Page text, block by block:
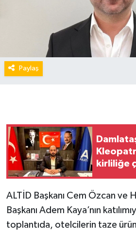
Paylaş
kirliliğe
ALTİD Başkanı Cem Özcan ve
Başkanı Adem Kaya’nın
toplantıda, otelcilerin taze